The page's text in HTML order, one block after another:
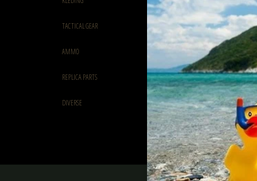
TACTICAL GEAR
AMMO
REPLICA PARTS
DIVERSE
Cooker Metallic
€24,50